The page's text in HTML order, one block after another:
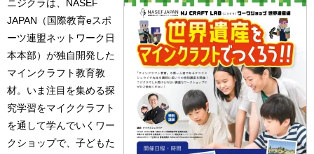
ニジクラは、NASEF
JAPAN（国際教育eスポ
ーツ連盟ネットワーク日
本本部）が独自開発した
マインクラフト教育教
材。いま注目を集める探
究学習をマイククラフト
を通して学んでいくワー
クショップで、子どもた